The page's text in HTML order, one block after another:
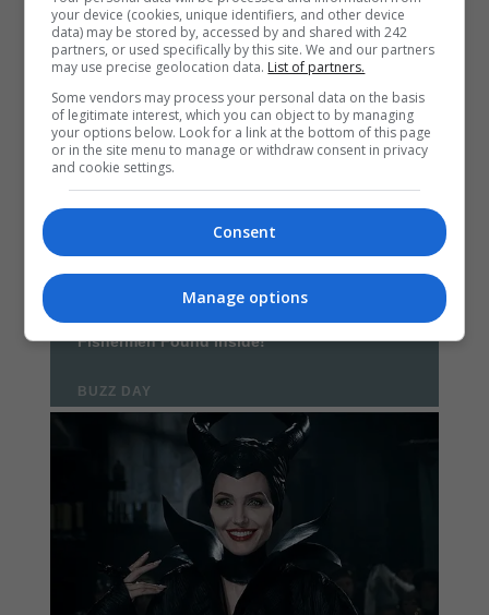
your device (cookies, unique identifiers, and other device
data) may be stored by, accessed by and shared with 242
partners, or used specifically by this site. We and our partners
may use precise geolocation data. List of partners.
Some vendors may process your personal data on the basis
of legitimate interest, which you can object to by managing
your options below. Look for a link at the bottom of this page
or in the site menu to manage or withdraw consent in privacy
and cookie settings.
Consent
Manage options